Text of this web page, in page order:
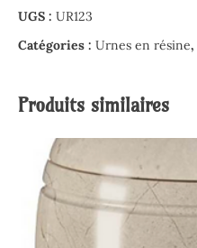
UGS : UR123
Catégories : Urnes en résine,
Produits similaires